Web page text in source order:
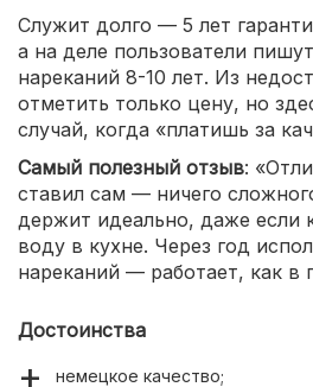
Служит долго — 5 лет
а на деле пользователи
нареканий 8-10 лет. Из
отметить только цену, но
случай, когда «платишь за
Самый полезный отзыв:
ставил сам — ничего
держит идеально, даже если
воду в кухне. Через год
нареканий — работает, как в
Достоинства
немецкое качество;